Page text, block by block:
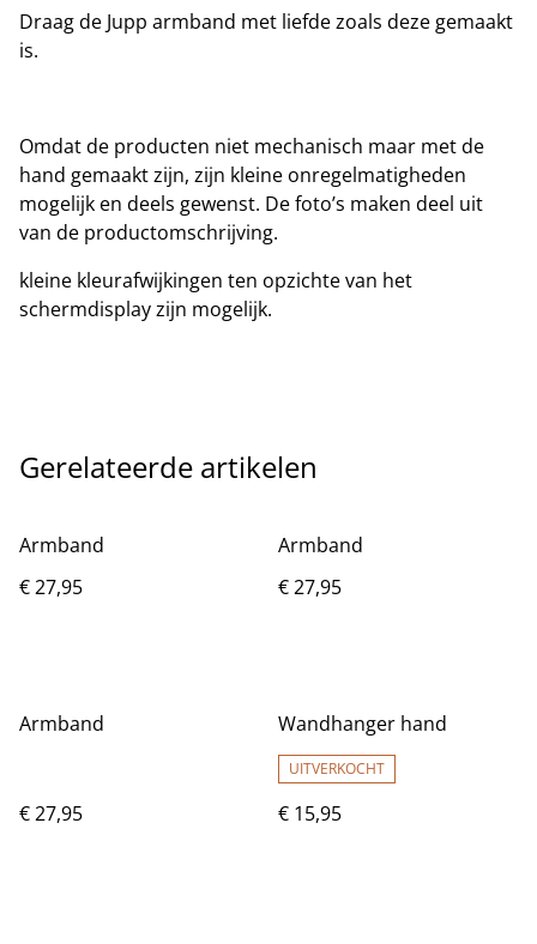
Draag de Jupp armband met liefde zoals deze gemaakt
is.
Omdat de producten niet mechanisch maar met de
hand gemaakt zijn, zijn kleine onregelmatigheden
mogelijk en deels gewenst. De foto’s maken deel uit
van de productomschrijving.
kleine kleurafwijkingen ten opzichte van het
schermdisplay zijn mogelijk.
Gerelateerde artikelen
Armband
€ 27,95
Armband
€ 27,95
Armband
€ 27,95
Wandhanger hand
UITVERKOCHT
€ 15,95